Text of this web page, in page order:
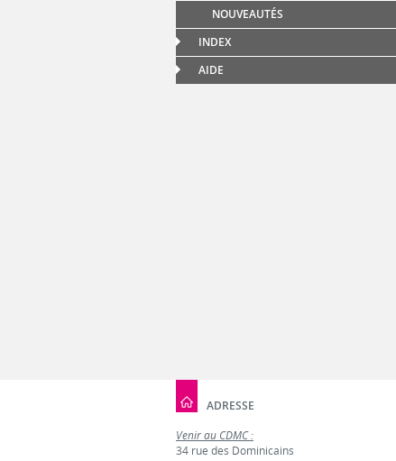
NOUVEAUTÉS
INDEX
AIDE
ADRESSE
Venir au CDMC :
34 rue des Dominicains